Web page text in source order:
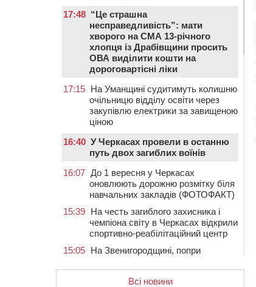
17:48 “Це страшна
несправедливість”: мати
хворого на СМА 13-річного
хлопця із Драбівщини просить
ОВА виділити кошти на
дороговартісні ліки
17:15 На Уманщині судитимуть колишню
очільницю відділу освіти через
закупівлю електрики за завищеною
ціною
16:40 У Черкасах провели в останню
путь двох загиблих воїнів
16:07 До 1 вересня у Черкасах
оновлюють дорожню розмітку біля
навчальних закладів (ФОТОФАКТ)
15:39 На честь загиблого захисника і
чемпіона світу в Черкасах відкрили
спортивно-реабілітаційний центр
15:05 На Звенигородщині, попри
“Ше.Fest”
Всі новини